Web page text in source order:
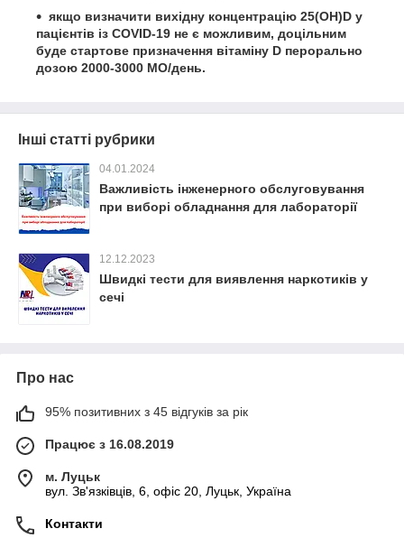
якщо визначити вихідну концентрацію 25(OH)D у
пацієнтів із COVID‑19 не є можливим, доцільним
буде стартове призначення вітаміну D перорально
дозою 2000-3000 МО/день.
Інші статті рубрики
04.01.2024
Важливість інженерного обслуговування
при виборі обладнання для лабораторії
12.12.2023
Швидкі тести для виявлення наркотиків у
сечі
Про нас
95% позитивних з 45 відгуків за рік
Працює з 16.08.2019
м. Луцьк
вул. Зв'язківців, 6, офіс 20, Луцьк, Україна
Контакти